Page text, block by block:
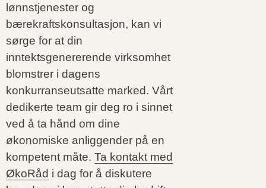
lønnstjenester og
bærekraftskonsultasjon, kan vi
sørge for at din
inntektsgenererende virksomhet
blomstrer i dagens
konkurranseutsatte marked. Vårt
dedikerte team gir deg ro i sinnet
ved å ta hånd om dine
økonomiske anliggender på en
kompetent måte. Ta kontakt med
ØkoRåd i dag for å diskutere